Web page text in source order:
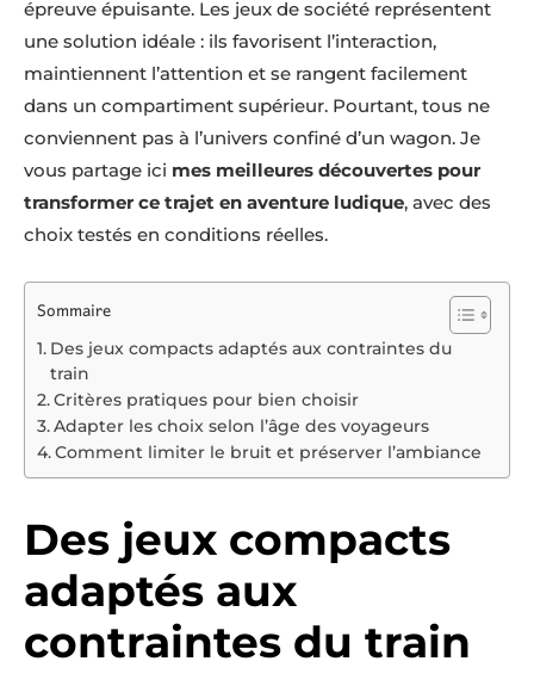
épreuve épuisante. Les jeux de société représentent
une solution idéale : ils favorisent l’interaction,
maintiennent l’attention et se rangent facilement
dans un compartiment supérieur. Pourtant, tous ne
conviennent pas à l’univers confiné d’un wagon. Je
vous partage ici mes meilleures découvertes pour
transformer ce trajet en aventure ludique, avec des
choix testés en conditions réelles.
Sommaire
Des jeux compacts adaptés aux contraintes du
train
Critères pratiques pour bien choisir
Adapter les choix selon l’âge des voyageurs
Comment limiter le bruit et préserver l’ambiance
Des jeux compacts
adaptés aux
contraintes du train